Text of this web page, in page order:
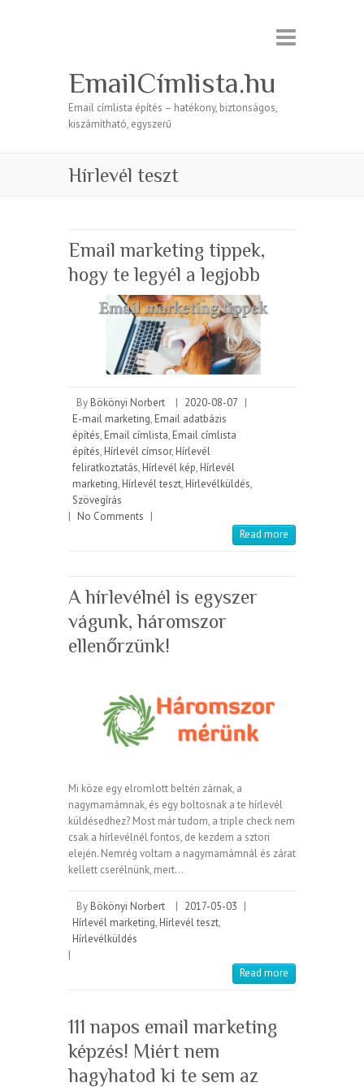
EmailCímlista.hu
Email címlista építés – hatékony, biztonságos,
kiszámítható, egyszerű
Hírlevél teszt
Email marketing tippek,
hogy te legyél a legjobb
By Bökönyi Norbert | 2020-08-07 |
E-mail marketing, Email adatbázis
építés, Email címlista, Email címlista
építés, Hírlevél címsor, Hírlevél
feliratkoztatás, Hírlevél kép, Hírlevél
marketing, Hírlevél teszt, Hírlevélküldés,
Szövegírás
| No Comments |
Read more
A hírlevélnél is egyszer
vágunk, háromszor
ellenőrzünk!
Mi köze egy elromlott beltéri zárnak, a
nagymamámnak, és egy boltosnak a te hírlevél
küldésedhez? Most már tudom, a triple check nem
csak a hírlevélnél fontos, de kezdem a sztori
elején. Nemrég voltam a nagymamámnál és zárat
kellett cserélnünk, mert…
By Bökönyi Norbert | 2017-05-03 |
Hírlevél marketing, Hírlevél teszt,
Hírlevélküldés
|
Read more
111 napos email marketing
képzés! Miért nem
hagyhatod ki te sem az